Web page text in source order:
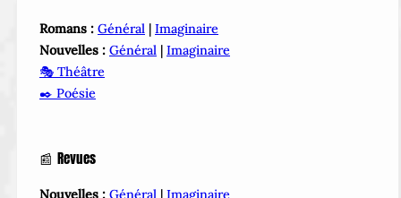
Romans : Général | Imaginaire
Nouvelles : Général | Imaginaire
🎭 Théâtre
✒️ Poésie
📰 Revues
Nouvelles : Général | Imaginaire